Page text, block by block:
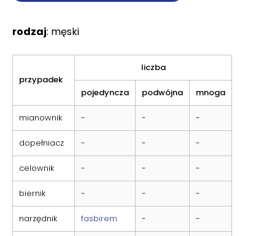
rodzaj: męski
przypadek
liczba
pojedyncza podwójna mnoga
mianownik - - -
dopełniacz - - -
celownik - - -
biernik - - -
narzędnik fasbirem - -